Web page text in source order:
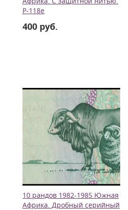
Р-118е
400 руб.
10 рандов 1982-1985 Южная
Африка. Дробный серийный